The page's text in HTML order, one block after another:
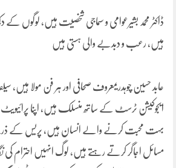
ڈاکٹر محمد بشیرعوامی و سماجی شخصیت ہیں، لوگوں
ہیں، رعب و دبدبے والی ہستی ہیں
عابد حسین چوہدریمعروف صحافی اور ہر فن مولا ہیں،
ایجوکیشن ٹرسٹ کے ساتھ منسلک ہیں، اپنا
بہت محبت کرنے والے انسان ہیں، پریس کے
مسائل اجاگر کرتے رہتے ہیں، لوگ انہیں احترام کی